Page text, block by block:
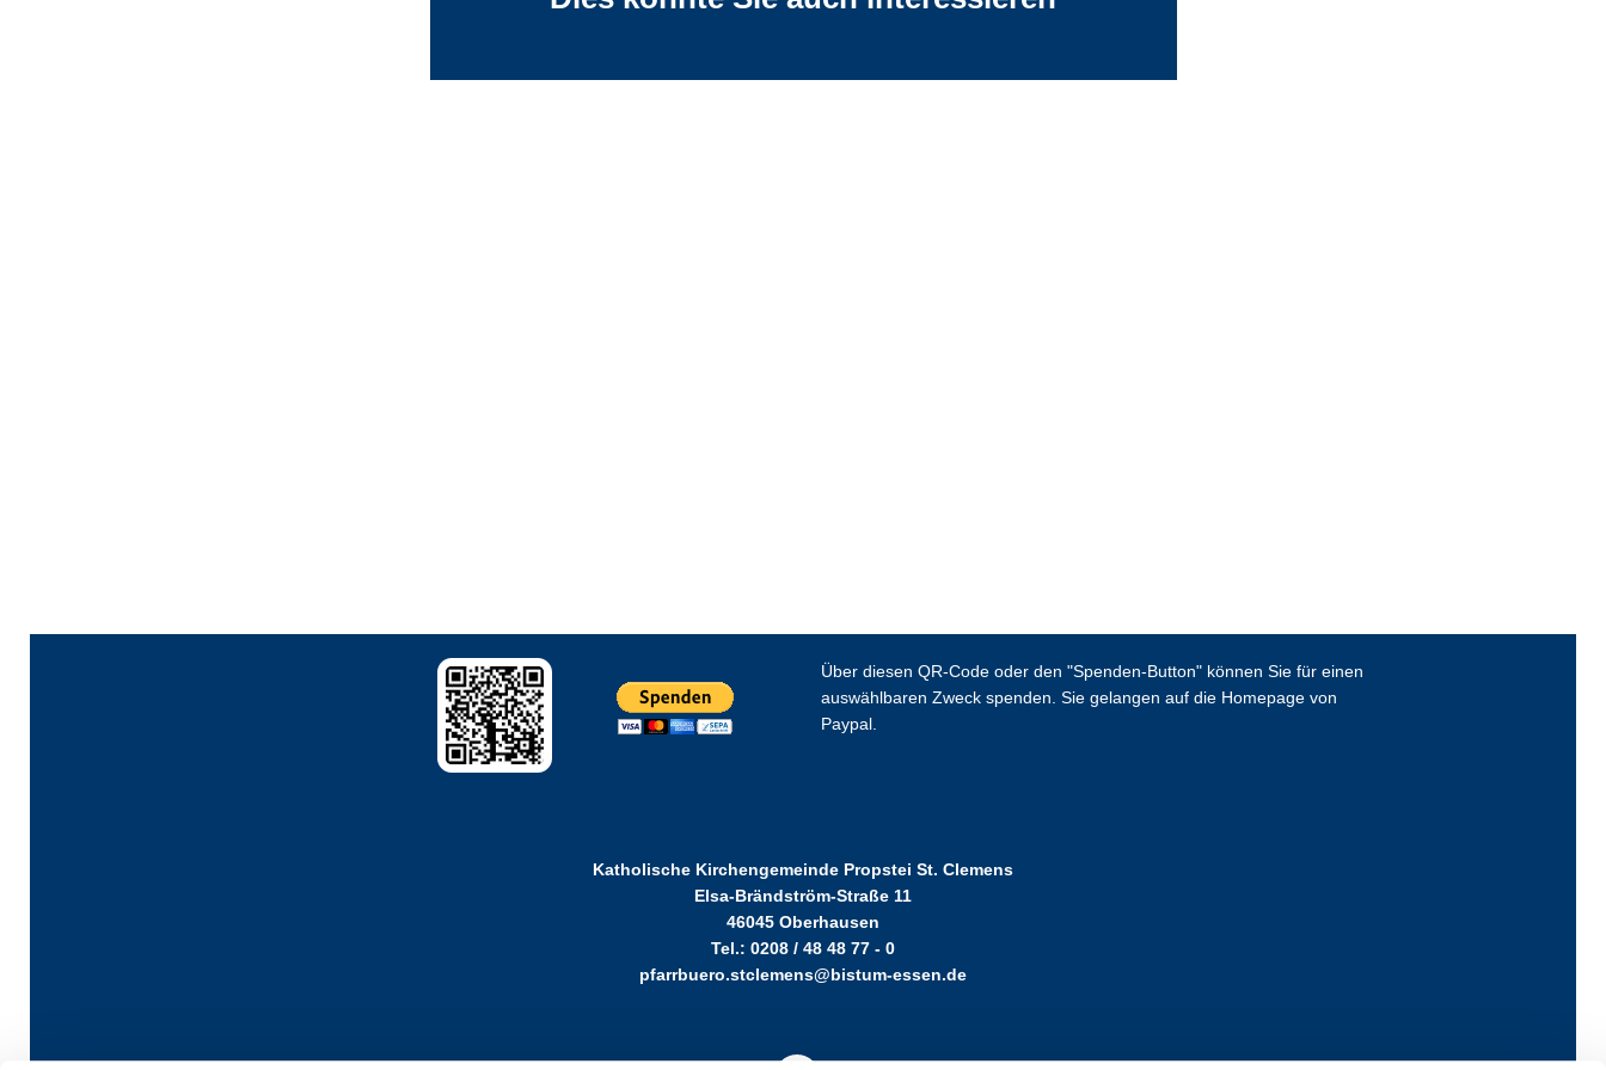
Über diesen QR-Code oder den "Spenden-Button" können Sie für einen
auswählbaren Zweck spenden. Sie gelangen auf die Homepage von
Paypal.
Katholische Kirchengemeinde Propstei St. Clemens
Elsa-Brändström-Straße 11
46045 Oberhausen
Tel.: 0208 / 48 48 77 - 0
pfarrbuero.stclemens@bistum-essen.de